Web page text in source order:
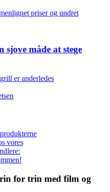
priser og undret
måde at stege
er anderledes
vores
for trin med film og